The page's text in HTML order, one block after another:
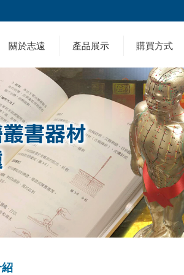
關於志遠 產品展示 購買方式